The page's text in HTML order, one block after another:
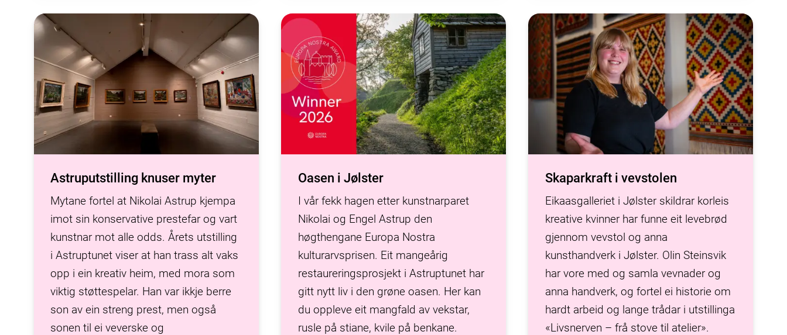
Astruputstilling knuser myter
Mytane fortel at Nikolai Astrup kjempa
imot sin konservative prestefar og vart
kunstnar mot alle odds. Årets utstilling
i Astruptunet viser at han trass alt vaks
opp i ein kreativ heim, med mora som
viktig støttespelar. Han var ikkje berre
son av ein streng prest, men også
sonen til ei veverske og
Oasen i Jølster
I vår fekk hagen etter kunstnarparet
Nikolai og Engel Astrup den
høgthengane Europa Nostra
kulturarvsprisen. Eit mangeårig
restaureringsprosjekt i Astruptunet har
gitt nytt liv i den grøne oasen. Her kan
du oppleve eit mangfald av vekstar,
rusle på stiane, kvile på benkane.
Skaparkraft i vevstolen
Eikaasgalleriet i Jølster skildrar korleis
kreative kvinner har funne eit levebrød
gjennom vevstol og anna
kunsthandverk i Jølster. Olin Steinsvik
har vore med og samla vevnader og
anna handverk, og fortel ei historie om
hardt arbeid og lange trådar i utstillinga
«Livsnerven – frå stove til atelier».